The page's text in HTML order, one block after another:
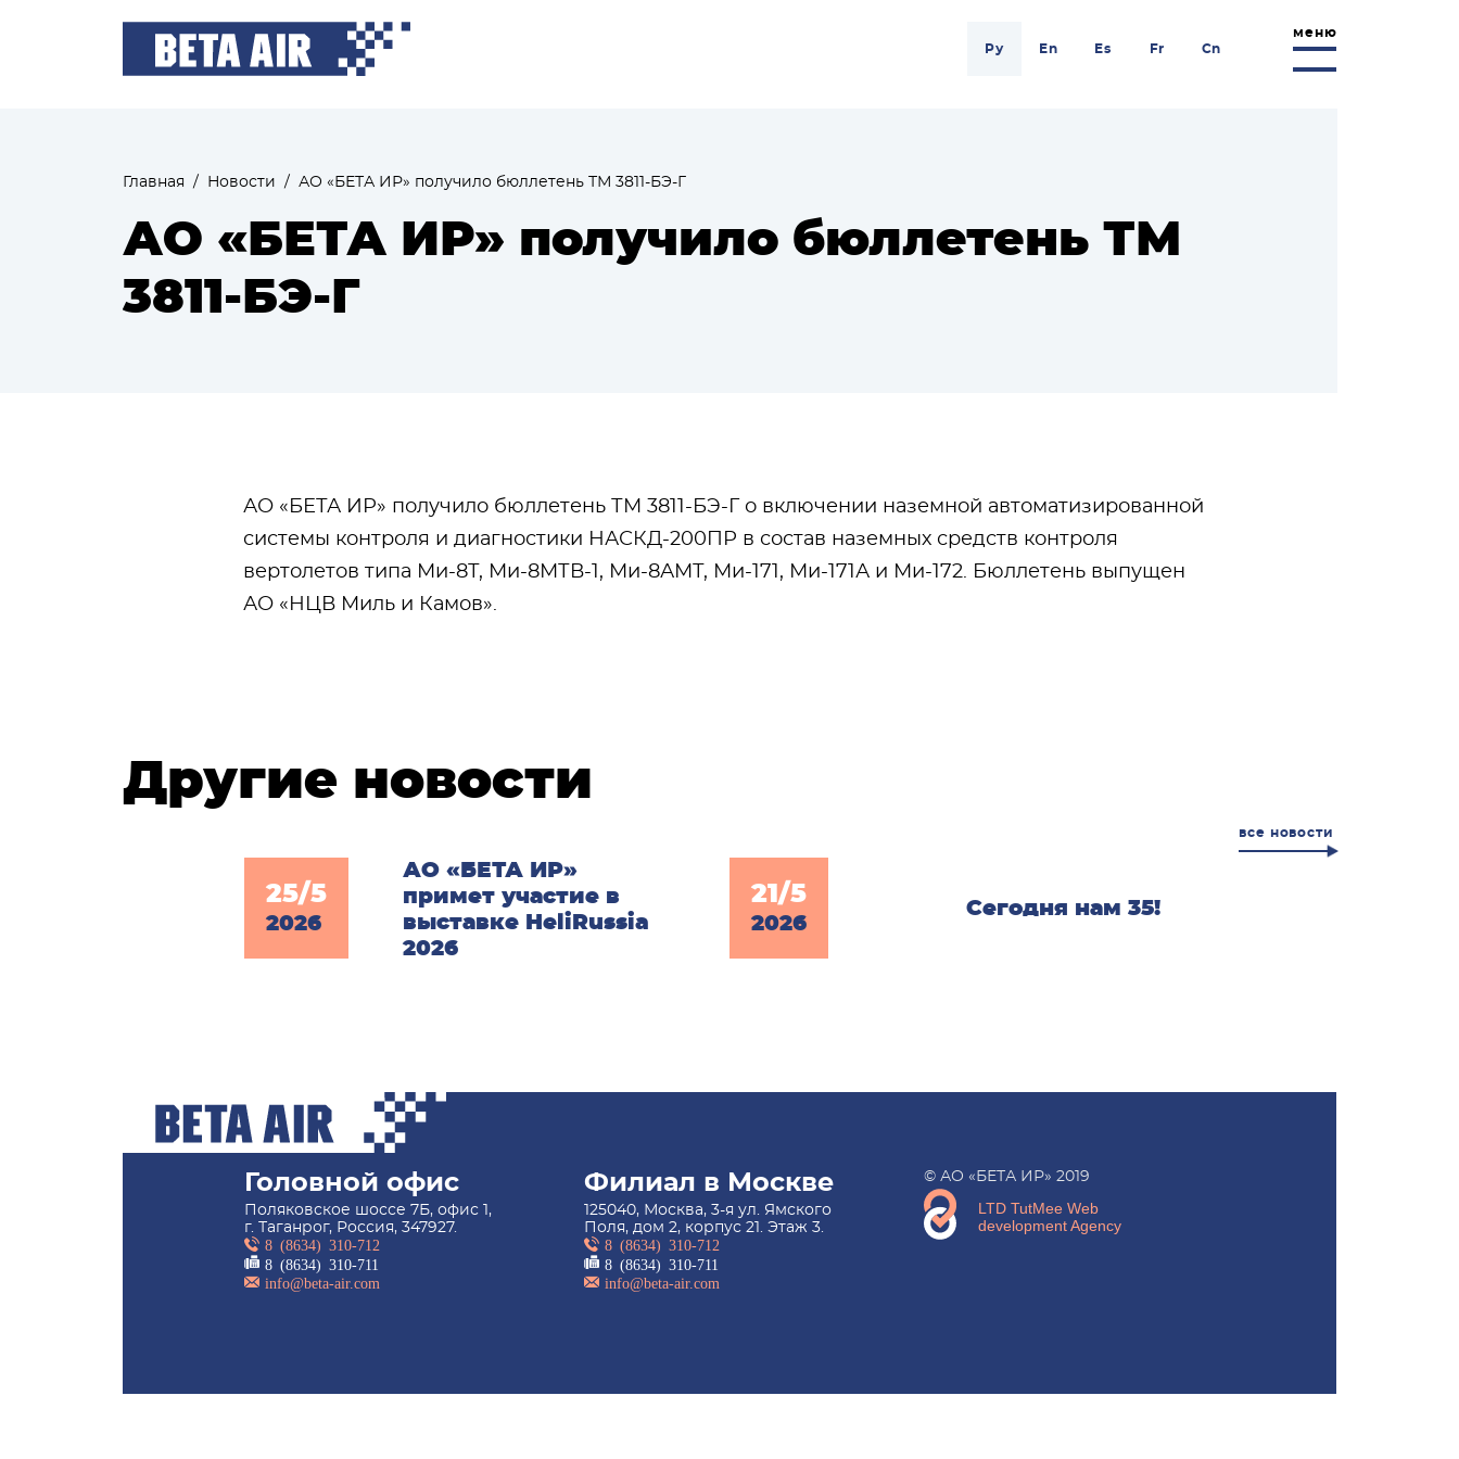
Ру En Es Fr Cn
меню
Главная / Новости / АО «БЕТА ИР» получило бюллетень ТМ 3811-БЭ-Г
АО «БЕТА ИР» получило бюллетень ТМ
3811-БЭ-Г
АО «БЕТА ИР» получило бюллетень ТМ 3811-БЭ-Г о включении наземной автоматизированной
системы контроля и диагностики НАСКД-200ПР в состав наземных средств контроля
вертолетов типа Ми-8Т, Ми-8МТВ-1, Ми-8АМТ, Ми-171, Ми-171А и Ми-172. Бюллетень выпущен
АО «НЦВ Миль и Камов».
Другие новости
все новости
25/5
2026
АО «БЕТА ИР»
примет участие в
выставке HeliRussia
2026
21/5
2026
Сегодня нам 35!
Головной офис
Поляковское шоссе 7Б, офис 1,
г. Таганрог, Россия, 347927.
8 (8634) 310-712
8 (8634) 310-711
info@beta-air.com
Филиал в Москве
125040, Москва, 3-я ул. Ямского
Поля, дом 2, корпус 21. Этаж 3.
8 (8634) 310-712
8 (8634) 310-711
info@beta-air.com
© АО «БЕТА ИР» 2019
LTD TutMee Web
development Agency